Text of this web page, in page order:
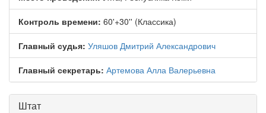
Контроль времени: 60'+30'' (Классика)
Главный судья: Уляшов Дмитрий Александрович
Главный секретарь: Артемова Алла Валерьевна
Штат